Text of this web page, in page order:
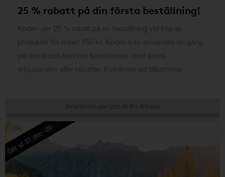
25 % rabatt på din första beställning!
Går ut 31 dec -26